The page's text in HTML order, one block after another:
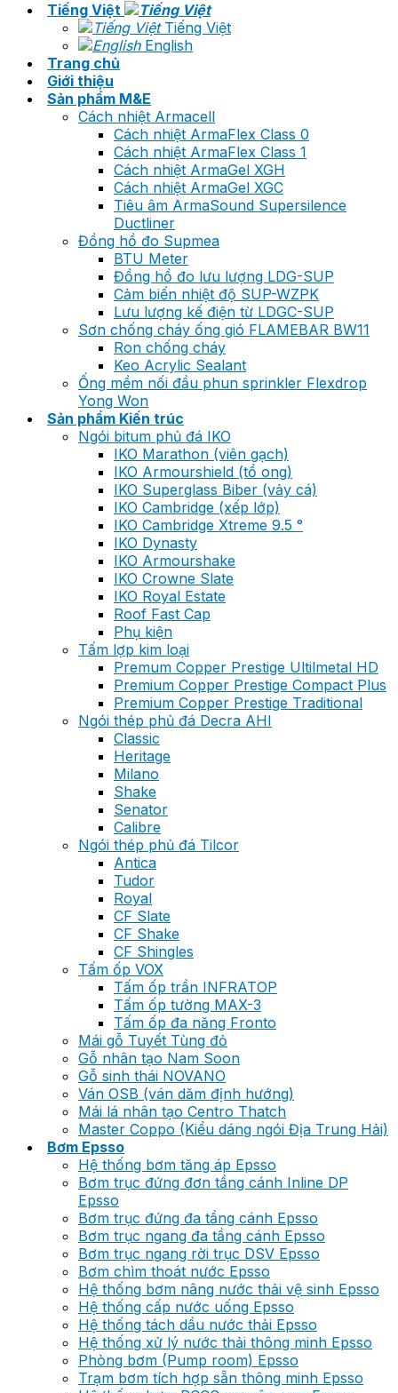
Tiếng Việt
Tiếng Việt
English
Trang chủ
Giới thiệu
Sản phẩm M&E
Cách nhiệt Armacell
Cách nhiệt ArmaFlex Class 0
Cách nhiệt ArmaFlex Class 1
Cách nhiệt ArmaGel XGH
Cách nhiệt ArmaGel XGC
Tiêu âm ArmaSound Supersilence
Ductliner
Đồng hồ đo Supmea
BTU Meter
Đồng hồ đo lưu lượng LDG-SUP
Cảm biến nhiệt độ SUP-WZPK
Lưu lượng kế điện từ LDGC-SUP
Sơn chống cháy ống gió FLAMEBAR BW11
Ron chống cháy
Keo Acrylic Sealant
Ống mềm nối đầu phun sprinkler Flexdrop
Yong Won
Sản phẩm Kiến trúc
Ngói bitum phủ đá IKO
IKO Marathon (viên gạch)
IKO Armourshield (tổ ong)
IKO Superglass Biber (vảy cá)
IKO Cambridge (xếp lớp)
IKO Cambridge Xtreme 9.5 °
IKO Dynasty
IKO Armourshake
IKO Crowne Slate
IKO Royal Estate
Roof Fast Cap
Phụ kiện
Tấm lợp kim loại
Premum Copper Prestige Ultilmetal HD
Premium Copper Prestige Compact Plus
Premium Copper Prestige Traditional
Ngói thép phủ đá Decra AHI
Classic
Heritage
Milano
Shake
Senator
Calibre
Ngói thép phủ đá Tilcor
Antica
Tudor
Royal
CF Slate
CF Shake
CF Shingles
Tấm ốp VOX
Tấm ốp trần INFRATOP
Tấm ốp tường MAX-3
Tấm ốp đa năng Fronto
Mái gỗ Tuyết Tùng đỏ
Gỗ nhân tạo Nam Soon
Gỗ sinh thái NOVANO
Ván OSB (ván dăm định hướng)
Mái lá nhân tạo Centro Thatch
Master Coppo (Kiểu dáng ngói Địa Trung Hải)
Bơm Epsso
Hệ thống bơm tăng áp Epsso
Bơm trục đứng đơn tầng cánh Inline DP
Epsso
Bơm trục đứng đa tầng cánh Epsso
Bơm trục ngang đa tầng cánh Epsso
Bơm trục ngang rời trục DSV Epsso
Bơm chìm thoát nước Epsso
Hệ thống bơm nâng nước thải vệ sinh Epsso
Hệ thống cấp nước uống Epsso
Hệ thống tách dầu nước thải Epsso
Hệ thống xử lý nước thải thông minh Epsso
Phòng bơm (Pump room) Epsso
Trạm bơm tích hợp sẵn thông minh Epsso